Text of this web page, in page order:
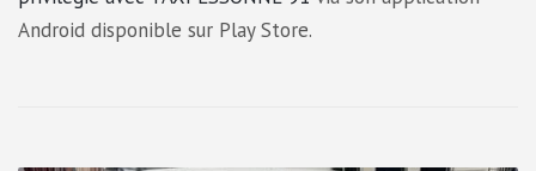
Android disponible sur Play Store.